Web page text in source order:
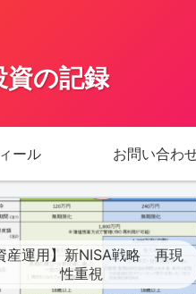
資の記録
ール お問い合わ
産運用】新NISA戦略 再現
性重視